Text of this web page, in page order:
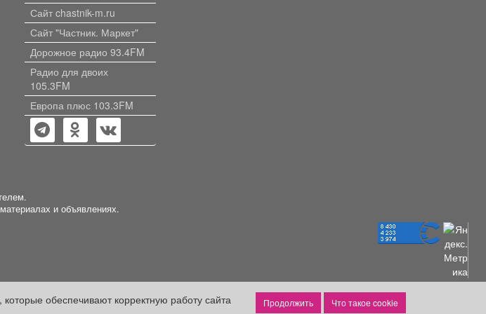
обеспечивают корректную работу сайта
Что такое cookie
Сайт chastnik-m.ru
Сайт "Частник. Маркет"
Дорожное радио 93.4FM
Радио для двоих
105.3FM
Европа плюс 103.3FM
и объявлениях.